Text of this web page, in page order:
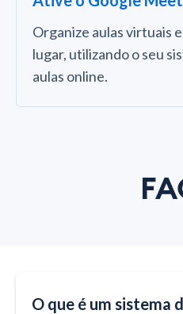
Organize aulas virtuais
lugar, utilizando o seu
aulas online.
O que é um sistema